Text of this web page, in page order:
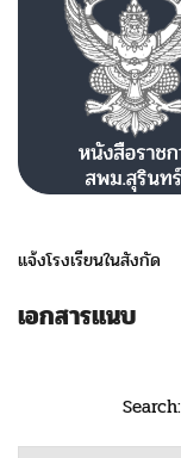
แจ้งโรงเรียนในสังกัด
เอกสารแนบ
Search: